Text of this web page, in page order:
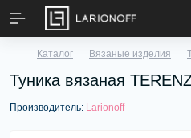
Каталог Вязаные изделия
Туника вязаная
Производитель: Larionoff